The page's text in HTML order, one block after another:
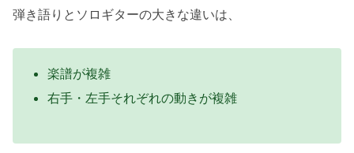
弾き語りとソロギターの大きな違いは、
楽譜が複雑
右手・左手それぞれの動きが複雑